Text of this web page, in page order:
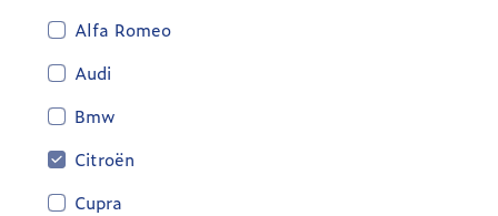
Alfa Romeo
Audi
Bmw
Citroën
Cupra